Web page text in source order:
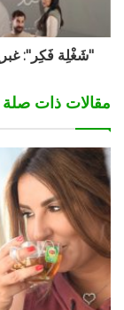
"شَغْلِة فَكِر":
مقالات ذات صلة